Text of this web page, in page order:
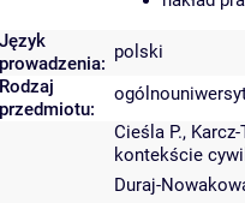
Język
prowadzenia:
polski
Rodzaj
przedmiotu:
Cieśla P.,
kontekście
Duraj-